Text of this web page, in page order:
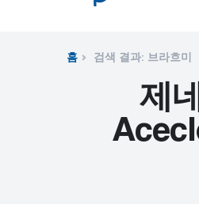
홈 검색 결과: 브라흐미
제